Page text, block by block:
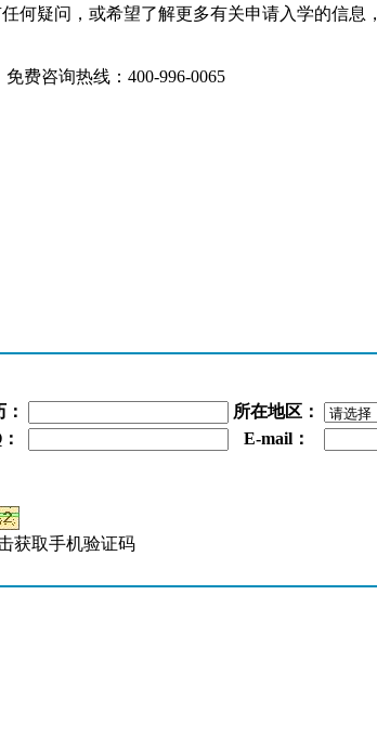
何疑问，或希望了解更多有关申请入学的信息，
免费咨询热线： 400-996-0065
所在地区：
E-mail：
获取手机验证码